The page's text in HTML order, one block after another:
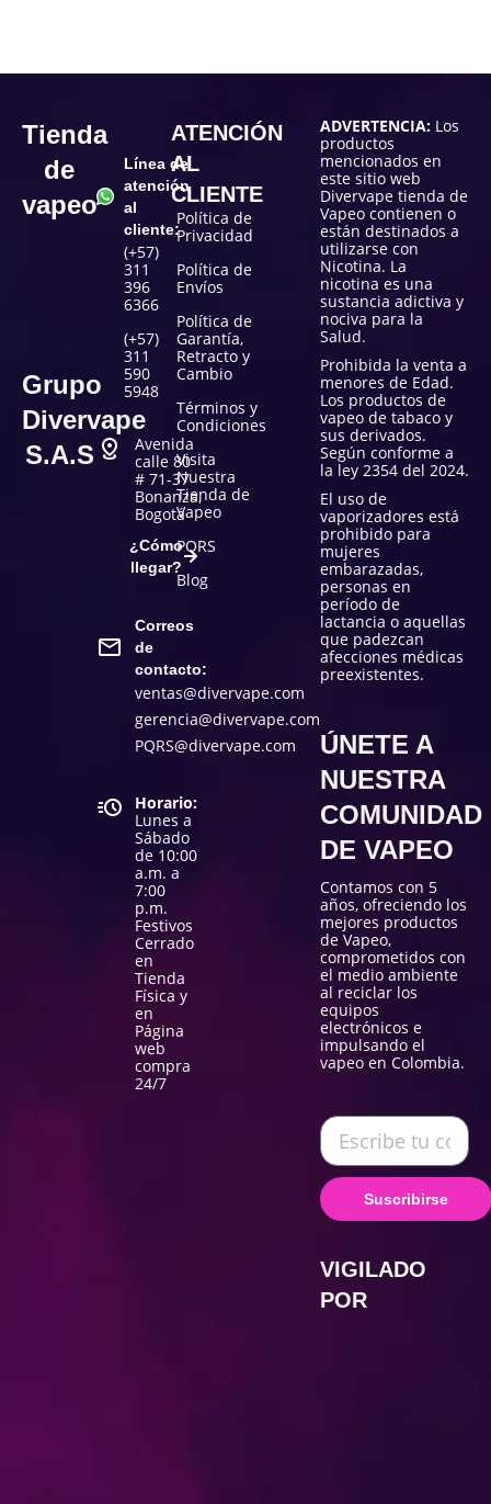
Tienda
de
vapeo
Grupo
Divervape
S.A.S
Línea de
atención
al
cliente:
(+57)
311
396
6366
(+57)
311
590
5948
Avenida
calle 80
# 71-37
Bonanza,
Bogotá
¿Cómo
llegar?
Correos
de
contacto:
ventas@divervape.com
gerencia@divervape.com
PQRS@divervape.com
Horario:
Lunes a
Sábado
de 10:00
a.m. a
7:00
p.m.
Festivos
Cerrado
en
Tienda
Física y
en
Página
web
compra
24/7
ATENCIÓN
AL
CLIENTE
Política de
Privacidad
Política de
Envíos
Política de
Garantía,
Retracto y
Cambio
Términos y
Condiciones
Visita
Nuestra
Tienda de
Vapeo
PQRS
Blog
ADVERTENCIA: Los
productos
mencionados en
este sitio web
Divervape tienda de
Vapeo contienen o
están destinados a
utilizarse con
Nicotina. La
nicotina es una
sustancia adictiva y
nociva para la
Salud.
Prohibida la venta a
menores de Edad.
Los productos de
vapeo de tabaco y
sus derivados.
Según conforme a
la ley 2354 del 2024.
El uso de
vaporizadores está
prohibido para
mujeres
embarazadas,
personas en
período de
lactancia o aquellas
que padezcan
afecciones médicas
preexistentes.
ÚNETE A
NUESTRA
COMUNIDAD
DE VAPEO
Contamos con 5
años, ofreciendo los
mejores productos
de Vapeo,
comprometidos con
el medio ambiente
al reciclar los
equipos
electrónicos e
impulsando el
vapeo en Colombia.
Suscribirse
VIGILADO
POR